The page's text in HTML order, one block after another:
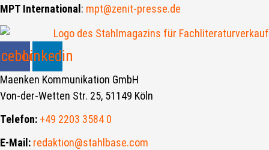
MPT International : mpt@zenit-presse.de
Linkedin
Maenken Kommunikation GmbH
Von-der-Wetten Str. 25, 51149 Köln
Telefon: +49 2203 3584 0
E-Mail: redaktion@stahlbase.com